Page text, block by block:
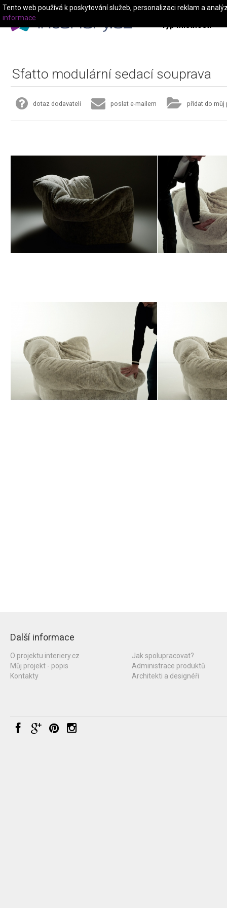
Typ místnosti
Sfatto modulární sedací souprava
dotaz dodavateli poslat e-mailem přidat do můj
Další informace
O projektu interiery.cz
Můj projekt - popis
Kontakty
Jak spolupracovat?
Administrace produktů
Architekti a designéři
Tento web používá k poskytování služeb, personalizaci reklam a
informace